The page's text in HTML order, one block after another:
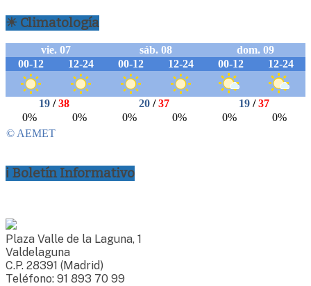
☀ Climatología
ℹ Boletín Informativo
Plaza Valle de la Laguna, 1
Valdelaguna
C.P. 28391 (Madrid)
Teléfono: 91 893 70 99